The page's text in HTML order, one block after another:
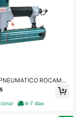
ROCAMA
4-7 dias